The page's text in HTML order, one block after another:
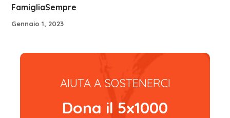
FamigliaSempre
Gennaio 1, 2023
AIUTA A SOSTENERCI
Dona il 5x1000